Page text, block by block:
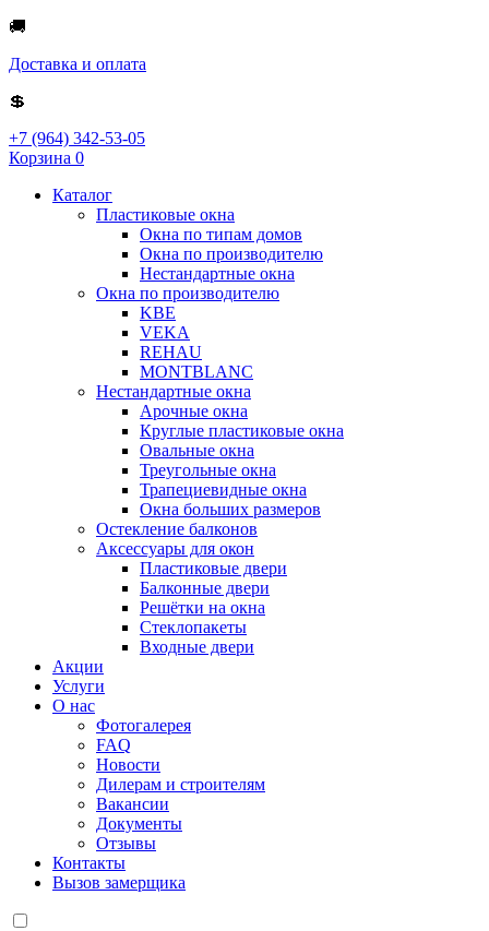
🚚
Доставка и оплата
💲
+7 (964) 342-53-05
Корзина 0
Каталог
Пластиковые окна
Окна по типам домов
Окна по производителю
Нестандартные окна
Окна по производителю
KBE
VEKA
REHAU
MONTBLANC
Нестандартные окна
Арочные окна
Круглые пластиковые окна
Овальные окна
Треугольные окна
Трапециевидные окна
Окна больших размеров
Остекление балконов
Аксессуары для окон
Пластиковые двери
Балконные двери
Решётки на окна
Стеклопакеты
Входные двери
Акции
Услуги
О нас
Фотогалерея
FAQ
Новости
Дилерам и строителям
Вакансии
Документы
Отзывы
Контакты
Вызов замерщика